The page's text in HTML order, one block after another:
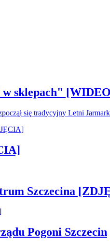
w sklepach"
się tradycyjny Letni
Szczecina
Pogoni Szczecin